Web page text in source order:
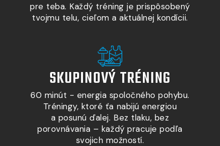
pre teba. Každý tréning je prispôsobený
tvojmu telu, cieľom a aktuálnej kondícii.
SKUPINOVÝ TRÉNING​
60 minút - energia spoločného pohybu.
Tréningy, ktoré ťa nabijú energiou
a posunú ďalej. Bez tlaku, bez
porovnávania – každý pracuje podľa
svojich možností.